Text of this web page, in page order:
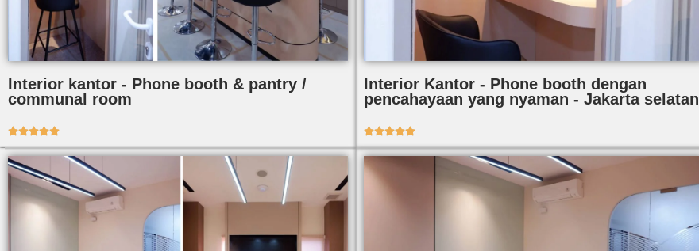
Interior kantor - Phone booth & pantry /
communal room

Interior Kantor - Phone booth dengan
pencahayaan yang nyaman - Jakarta selatan
